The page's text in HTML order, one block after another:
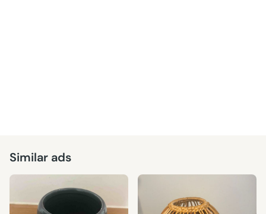
Similar ads